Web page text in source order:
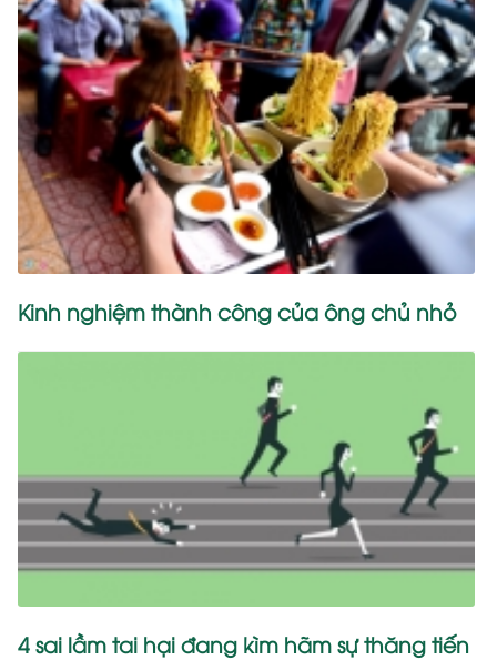
Kinh nghiệm thành công của ông chủ nhỏ
4 sai lầm tai hại đang kìm hãm sự thăng tiến